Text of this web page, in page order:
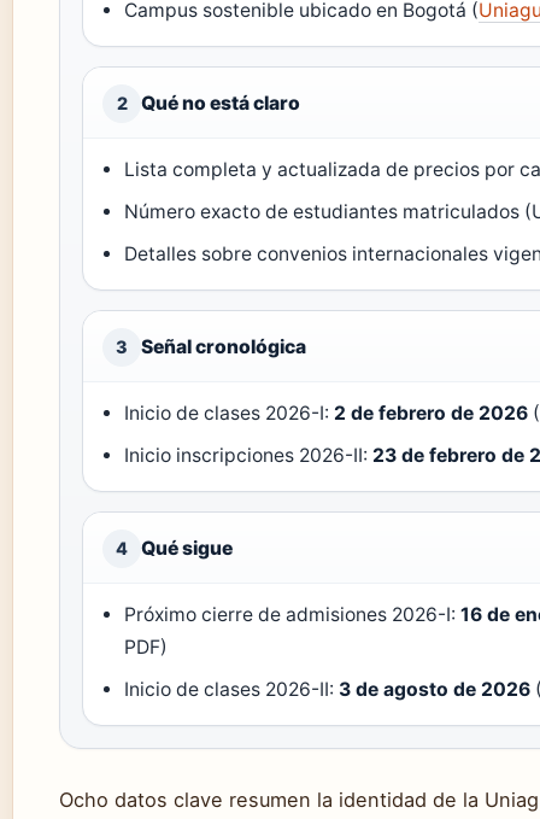
Campus sostenible ubicado en Bogotá (
2 Qué no está claro
Lista completa y actualizada de precios por
Número exacto de estudiantes matriculados
Detalles sobre convenios internacionales
3 Señal cronológica
Inicio de clases 2026-I: 2 de febrero de 2026
Inicio inscripciones 2026-II: 23 de febrero de
4 Qué sigue
Próximo cierre de admisiones 2026-I:16 de
PDF)
Inicio de clases 2026-II: 3 de agosto de 2026
Ocho datos clave resumen la identidad de la